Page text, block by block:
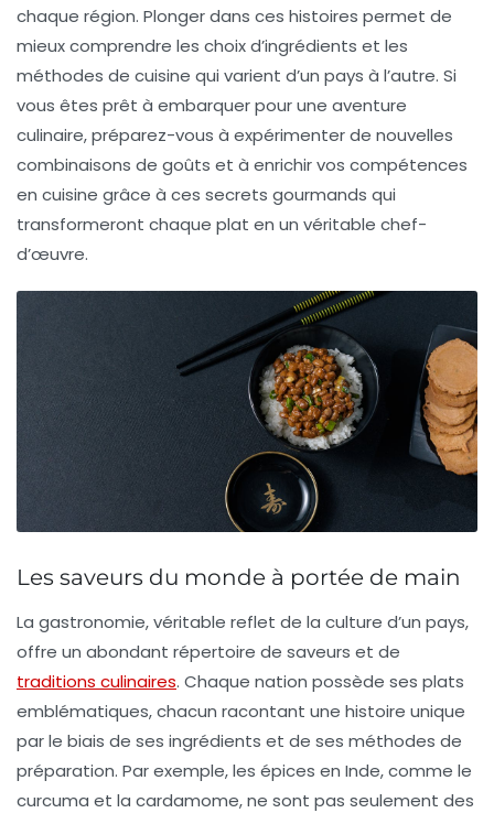
chaque région. Plonger dans ces histoires permet de
mieux comprendre les choix d’ingrédients et les
méthodes de cuisine qui varient d’un pays à l’autre. Si
vous êtes prêt à embarquer pour une aventure
culinaire, préparez-vous à expérimenter de nouvelles
combinaisons de goûts et à enrichir vos compétences
en cuisine grâce à ces secrets gourmands qui
transformeront chaque plat en un véritable chef-
d’œuvre.
Les saveurs du monde à portée de main
La gastronomie, véritable reflet de la culture d’un pays,
offre un abondant répertoire de saveurs et de
traditions culinaires. Chaque nation possède ses plats
emblématiques, chacun racontant une histoire unique
par le biais de ses ingrédients et de ses méthodes de
préparation. Par exemple, les épices en Inde, comme le
curcuma et la cardamome, ne sont pas seulement des